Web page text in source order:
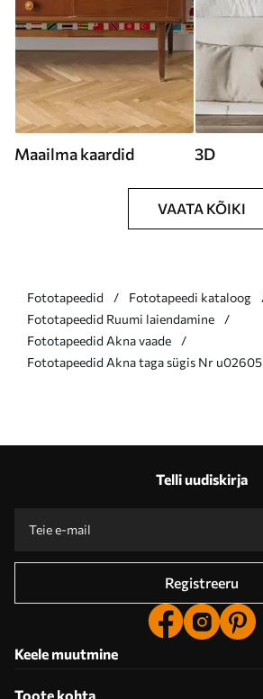
Maailma kaardid 3D
VAATA KÕIKI
Fototapeedid
Fototapeedi kataloog
Fototapeedid Ruumi laiendamine
Fototapeedid Akna vaade
Fototapeedid Akna taga sügis Nr u02605
Telli uudiskirja
Registreeru
Keele muutmine
Toote kohta